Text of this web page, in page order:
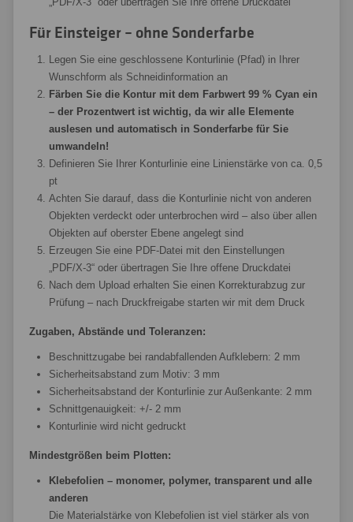
Für Einsteiger – ohne Sonderfarbe
Legen Sie eine geschlossene Konturlinie (Pfad) in Ihrer
Wunschform als Schneidinformation an
Färben Sie die Kontur mit dem Farbwert 99 % Cyan ein
– der Prozentwert ist wichtig, da wir alle Elemente
auslesen und automatisch in Sonderfarbe für Sie
umwandeln!
Definieren Sie Ihrer Konturlinie eine Linienstärke von ca. 0,5
pt
Achten Sie darauf, dass die Konturlinie nicht von anderen
Objekten verdeckt oder unterbrochen wird – also über allen
Objekten auf oberster Ebene angelegt sind
Erzeugen Sie eine PDF-Datei mit den Einstellungen
„PDF/X-3“ oder übertragen Sie Ihre offene Druckdatei
Nach dem Upload erhalten Sie einen Korrekturabzug zur
Prüfung – nach Druckfreigabe starten wir mit dem Druck
Zugaben, Abstände und Toleranzen:
Beschnittzugabe bei randabfallenden Aufklebern: 2 mm
Sicherheitsabstand zum Motiv: 3 mm
Sicherheitsabstand der Konturlinie zur Außenkante: 2 mm
Schnittgenauigkeit: +/- 2 mm
Konturlinie wird nicht gedruckt
Mindestgrößen beim Plotten:
Klebefolien – monomer, polymer, transparent und alle
anderen
Die Materialstärke von Klebefolien ist viel stärker als von